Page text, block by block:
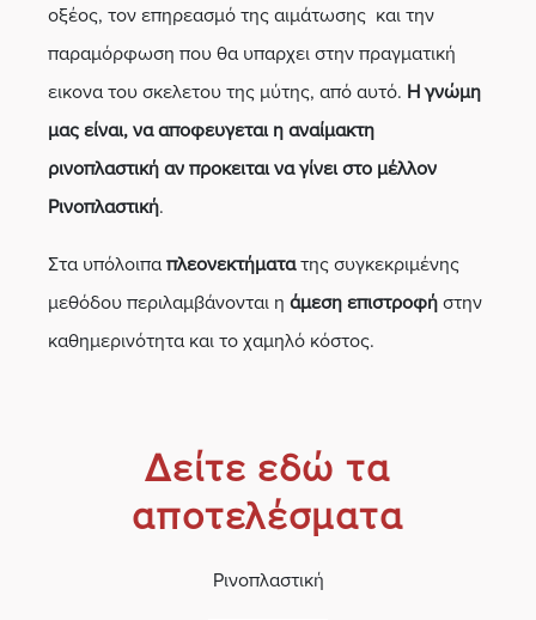
οξέος, τον επηρεασμό της αιμάτωσης και την
παραμόρφωση που θα υπαρχει στην πραγματική
εικονα του σκελετου της μύτης, από αυτό. Η γνώμη
μας είναι, να αποφευγεται η αναίμακτη
ρινοπλαστική αν προκειται να γίνει στο μέλλον
Ρινοπλαστική.
Στα υπόλοιπα πλεονεκτήματατης συγκεκριμένης
μεθόδου περιλαμβάνονται η άμεση επιστροφή στην
καθημερινότητα και το χαμηλό κόστος.
Δείτε εδώ τα
αποτελέσματα
Ρινοπλαστική